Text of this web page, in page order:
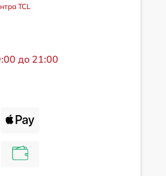
TCL
до 21:00